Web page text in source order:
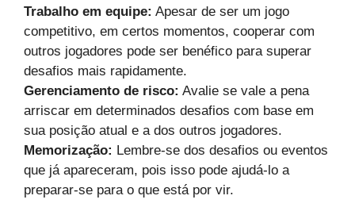
Trabalho em equipe: Apesar de ser um jogo
competitivo, em certos momentos, cooperar com
outros jogadores pode ser benéfico para superar
desafios mais rapidamente.
Gerenciamento de risco: Avalie se vale a pena
arriscar em determinados desafios com base em
sua posição atual e a dos outros jogadores.
Memorização: Lembre-se dos desafios ou eventos
que já apareceram, pois isso pode ajudá-lo a
preparar-se para o que está por vir.